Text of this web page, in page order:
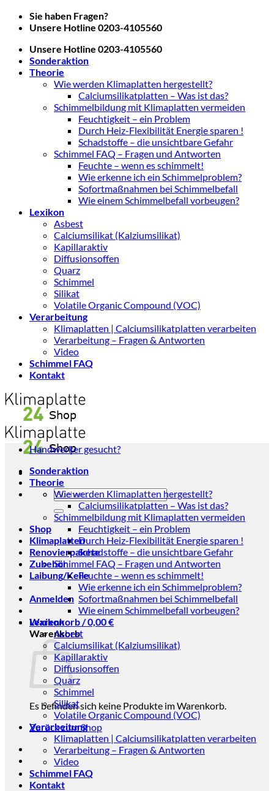
Zum
Inhalt
Sie haben Fragen?
Unsere Hotline 0203-4105560
Unsere Hotline 0203-4105560
Sonderaktion
Theorie
Wie werden Klimaplatten hergestellt?
Calciumsilikatplatten – Was ist das?
Schimmelbildung mit Klimaplatten vermeiden
Feuchtigkeit – ein Problem
Durch Heiz-Flexibilität Energie sparen !
Schadstoffe – die unsichtbare Gefahr
Schimmel FAQ – Fragen und Antworten
Feuchte – wenn es schimmelt!
Wie erkenne ich ein Schimmelproblem?
Sofortmaßnahmen bei Schimmelbefall
Wie einem Schimmelbefall vorbeugen?
Lexikon
Asbest
Calciumsilikat (Kalziumsilikat)
Kapillaraktiv
Diffusionsoffen
Quarz
Schimmel
Silikat
Volatile Organic Compound (VOC)
Verarbeitung
Klimaplatten | Calciumsilikatplatten verarbeiten
Verarbeitung – Fragen & Antworten
Video
Schimmel FAQ
Kontakt
Suchen
nach:
Shop
Klimaplatten
Renovierpakete
Zubehör
Laibung/Keile
Anmelden
Warenkorb /0,00€
Warenkorb
Es befinden sich keine Produkte im Warenkorb.
Zurück zum Shop
Handwerker gesucht?
Sonderaktion
Theorie
Wie werden Klimaplatten hergestellt?
Calciumsilikatplatten – Was ist das?
Schimmelbildung mit Klimaplatten vermeiden
Feuchtigkeit – ein Problem
Durch Heiz-Flexibilität Energie sparen !
Schadstoffe – die unsichtbare Gefahr
Schimmel FAQ – Fragen und Antworten
Feuchte – wenn es schimmelt!
Wie erkenne ich ein Schimmelproblem?
Sofortmaßnahmen bei Schimmelbefall
Wie einem Schimmelbefall vorbeugen?
Lexikon
Asbest
Calciumsilikat (Kalziumsilikat)
Kapillaraktiv
Diffusionsoffen
Quarz
Schimmel
Silikat
Volatile Organic Compound (VOC)
Verarbeitung
Klimaplatten | Calciumsilikatplatten verarbeiten
Verarbeitung – Fragen & Antworten
Video
Schimmel FAQ
Kontakt